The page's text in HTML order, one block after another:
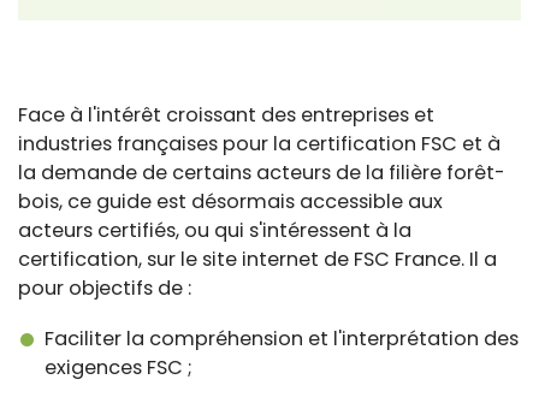
Face à l'intérêt croissant des entreprises et
industries françaises pour la certification FSC et à
la demande de certains acteurs de la filière forêt-
bois, ce guide est désormais accessible aux
acteurs certifiés, ou qui s'intéressent à la
certification, sur le site internet de FSC France. Il a
pour objectifs de :
Faciliter la compréhension et l'interprétation des
exigences FSC ;